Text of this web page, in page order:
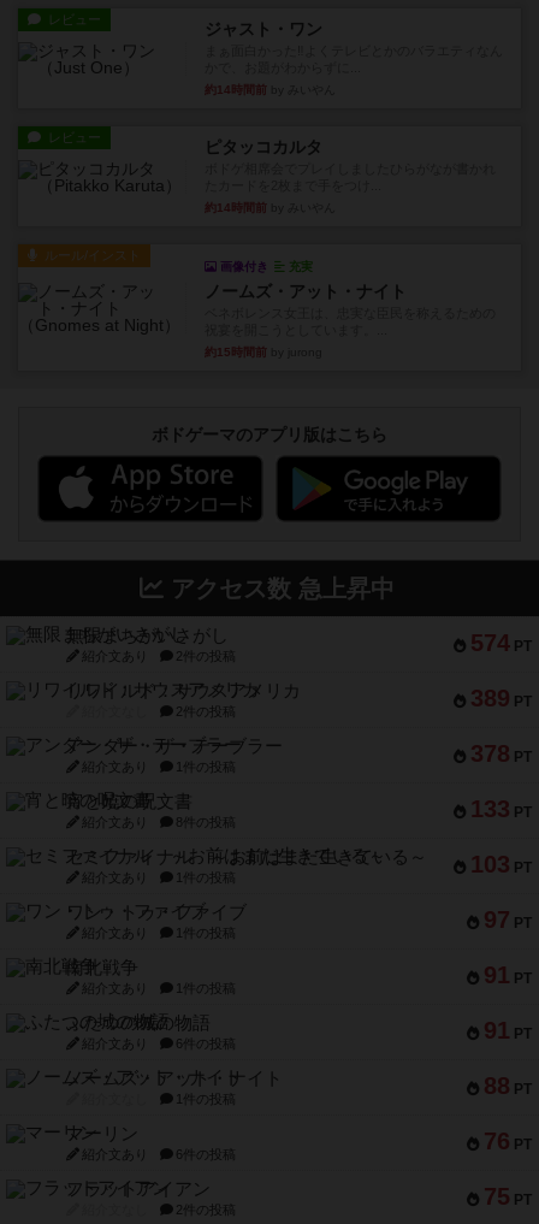
レビュー ジャスト・ワン
約14時間前
レビュー ピタッコカルタ
約14時間前
ルール/インスト
画像付き 充実
ノームズ・アット・ナイト
約15時間前
ボドゲーマのアプリ版はこちら
アクセス数 急上昇中
574 PT
無限まちがいさがし
紹介文あり 2件の投稿
389 PT
リワイルド：サウスアメリカ
2件の投稿
378 PT
アンダー・ザ・テーブラー
紹介文あり 1件の投稿
133 PT
宵と暁の呪文書
紹介文あり 8件の投稿
103 PT
セミファイナル ～お前はまだ生きている～
紹介文あり 1件の投稿
97 PT
ワン・トゥ・ファイブ
紹介文あり 1件の投稿
91 PT
南北戦争
紹介文あり 1件の投稿
91 PT
ふたつの城の物語
紹介文あり 6件の投稿
88 PT
ノームズ・アット・ナイト
1件の投稿
76 PT
マーリン
紹介文あり 6件の投稿
75 PT
フラットアイアン
2件の投稿